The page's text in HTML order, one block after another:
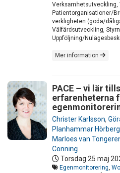
Verksamhetsutveckling,
Patientorganisationer/
verkligheten (goda/
Välfärdsutveckling,
Uppföljning/
Mer information
PACE – vi lär
erfarenheterna
Christer Karlsson,
Planhammar Hörberg
Marloes van
Conning
Torsdag 25 maj
Egenmonitorering